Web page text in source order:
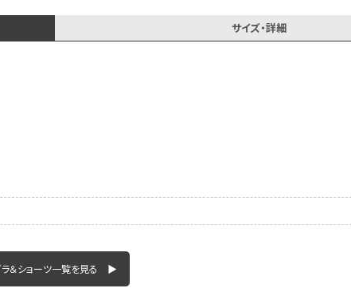
サイズ・詳細
ラ＆ショーツ一覧を見る ▶